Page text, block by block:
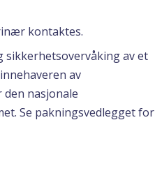
kontaktes.
av et
av
nasjonale
Se pakningsvedlegget for